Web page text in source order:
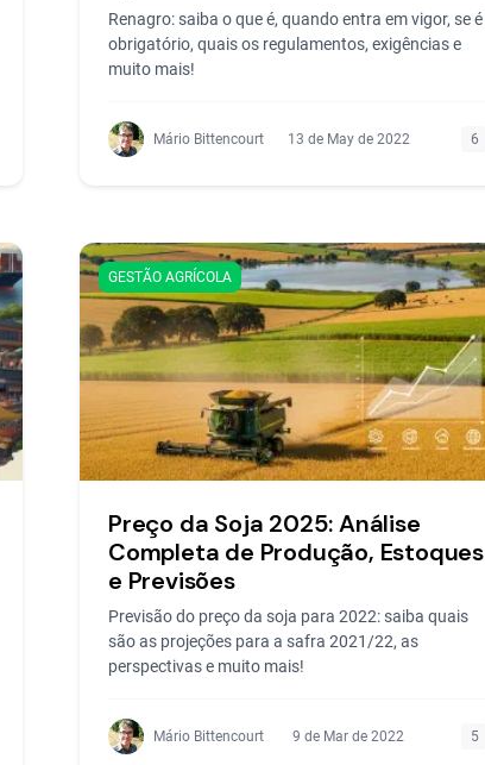
Renagro: saiba o que é, quando entra em vigor, se é
obrigatório, quais os regulamentos, exigências e
muito mais!
Mário Bittencourt 13 de May de 2022 6
GESTÃO AGRÍCOLA
Preço da Soja 2025: Análise
Completa de Produção, Estoques
e Previsões
Previsão do preço da soja para 2022: saiba quais
são as projeções para a safra 2021/22, as
perspectivas e muito mais!
Mário Bittencourt 9 de Mar de 2022 5